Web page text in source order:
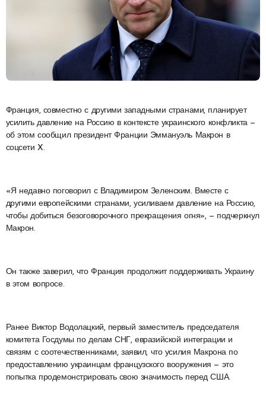
Франция, совместно с другими западными странами, планирует
усилить давление на Россию в контексте украинского конфликта —
об этом сообщил президент Франции Эммануэль Макрон в
соцсети X.
«Я недавно поговорил с Владимиром Зеленским. Вместе с
другими европейскими странами, усиливаем давление на Россию,
чтобы добиться безоговорочного прекращения огня», — подчеркнул
Макрон.
Он также заверил, что Франция продолжит поддерживать Украину
в этом вопросе.
Ранее Виктор Водолацкий, первый заместитель председателя
комитета Госдумы по делам СНГ, евразийской интеграции и
связям с соотечественниками, заявил, что усилия Макрона по
предоставлению украинцам французского вооружения — это
попытка продемонстрировать свою значимость перед США.